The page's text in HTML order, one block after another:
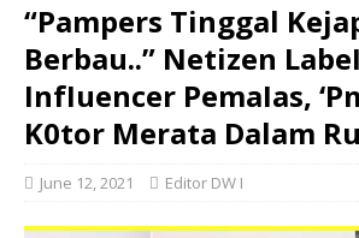
“Pampers Tinggal
Berbau..” Netizen LabeI
InfIuencer PemaIas,
K0tor Merata Dalam
June 12, 2021 Editor DW I